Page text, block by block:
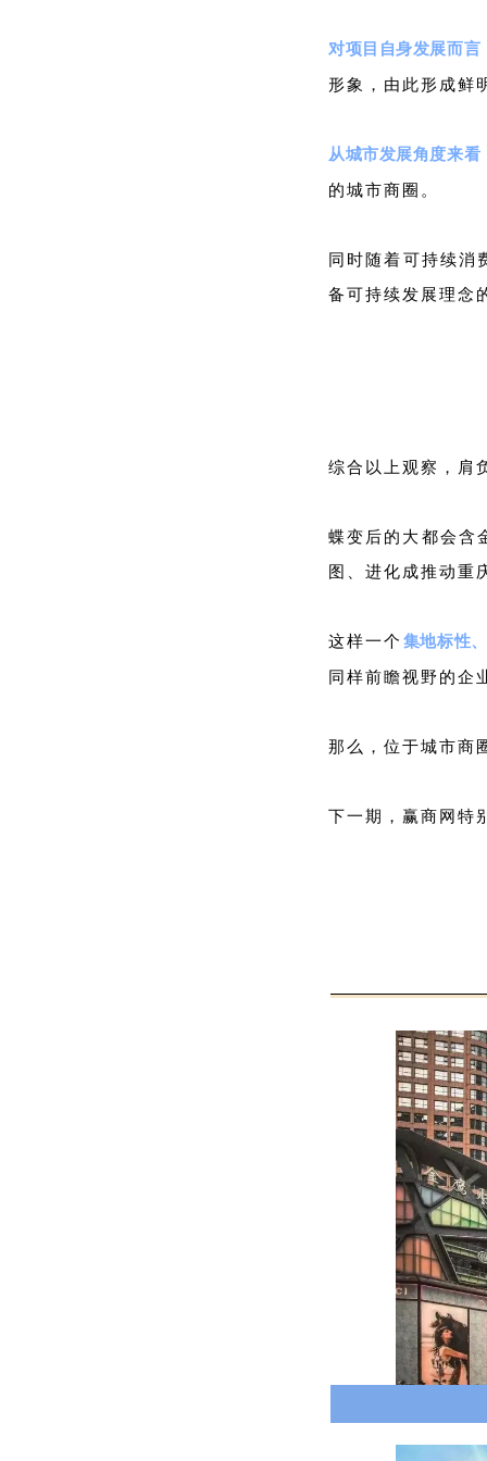
对项目自身发展而言
形象，由此形成鲜
从城市发展角度来看
的城市商圈。
同时随着可持续消
备可持续发展理念
综合以上观察，肩
蝶变后的大都会含
图、进化成推动重
这样一个 集地标性
同样前瞻视野的企
那么，位于城市商
下一期，赢商网特